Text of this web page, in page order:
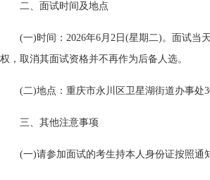
二、面试时间及地点
(一)时间：2026年6月2日(星期二)。面试当
权，取消其面试资格并不再作为后备人选。
(二)地点：重庆市永川区卫星湖街道办事处
三、其他注意事项
(一)请参加面试的考生持本人身份证按照通